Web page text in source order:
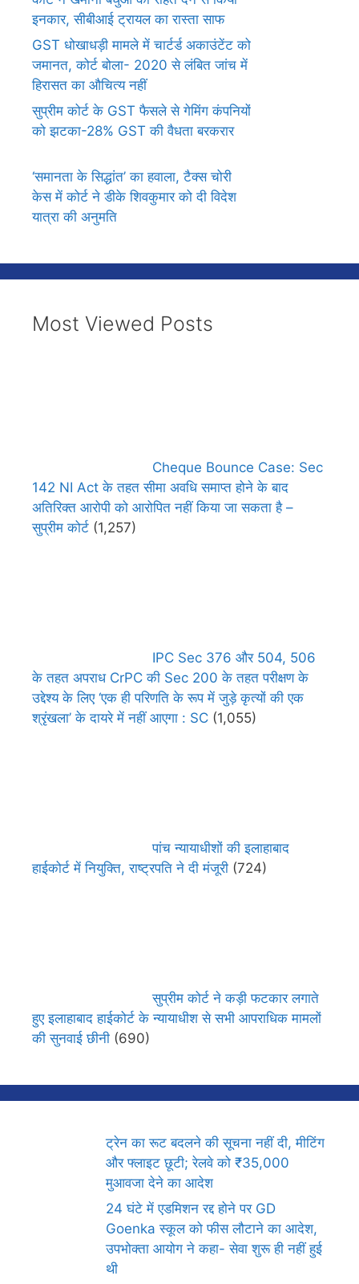
इनकार, सीबीआई ट्रायल का रास्ता साफ
GST धोखाधड़ी मामले में चार्टर्ड अकाउंटेंट को
जमानत, कोर्ट बोला- 2020 से लंबित जांच में
हिरासत का औचित्य नहीं
सुप्रीम कोर्ट के GST फैसले से गेमिंग कंपनियों
को झटका-28% GST की वैधता बरकरार
‘समानता के सिद्धांत’ का हवाला, टैक्स चोरी
केस में कोर्ट ने डीके शिवकुमार को दी विदेश
यात्रा की अनुमति
Most Viewed Posts
Cheque Bounce Case: Sec
142 NI Act के तहत सीमा अवधि समाप्त होने के बाद
अतिरिक्त आरोपी को आरोपित नहीं किया जा सकता है –
सुप्रीम कोर्ट (1,257)
IPC Sec 376 और 504, 506
के तहत अपराध CrPC की Sec 200 के तहत परीक्षण के
उद्देश्य के लिए ‘एक ही परिणति के रूप में जुड़े कृत्यों की एक
श्रृंखला’ के दायरे में नहीं आएगा : SC (1,055)
पांच न्यायाधीशों की इलाहाबाद
हाईकोर्ट में नियुक्ति, राष्ट्रपति ने दी मंजूरी (724)
सुप्रीम कोर्ट ने कड़ी फटकार लगाते
हुए इलाहाबाद हाईकोर्ट के न्यायाधीश से सभी आपराधिक मामलों
की सुनवाई छीनी (690)
ट्रेन का रूट बदलने की सूचना नहीं दी, मीटिंग
और फ्लाइट छूटी; रेलवे को ₹35,000
मुआवजा देने का आदेश
24 घंटे में एडमिशन रद्द होने पर GD
Goenka स्कूल को फीस लौटाने का आदेश,
उपभोक्ता आयोग ने कहा- सेवा शुरू ही नहीं हुई
थी